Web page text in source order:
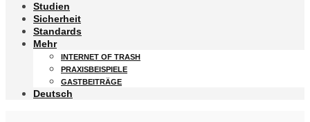
Studien
Sicherheit
Standards
Mehr
INTERNET OF TRASH
PRAXISBEISPIELE
GASTBEITRÄGE
Deutsch